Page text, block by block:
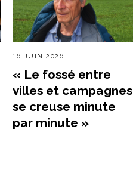
16 JUIN 2026
« Le fossé entre
villes et campagnes
se creuse minute
par minute »